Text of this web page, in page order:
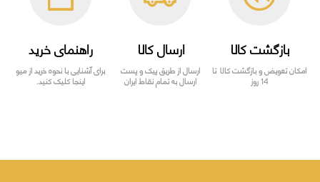
بازگشت کالا
امکان تعویض و بازگشت کالا تا
14 روز
ارسال کالا
ارسال از طریق پیک و پست
ارسال به تمام نقاط ایران
راهنمای خرید
برای آشنایی با نحوه خرید از میو
اینجا کلیک کنید.